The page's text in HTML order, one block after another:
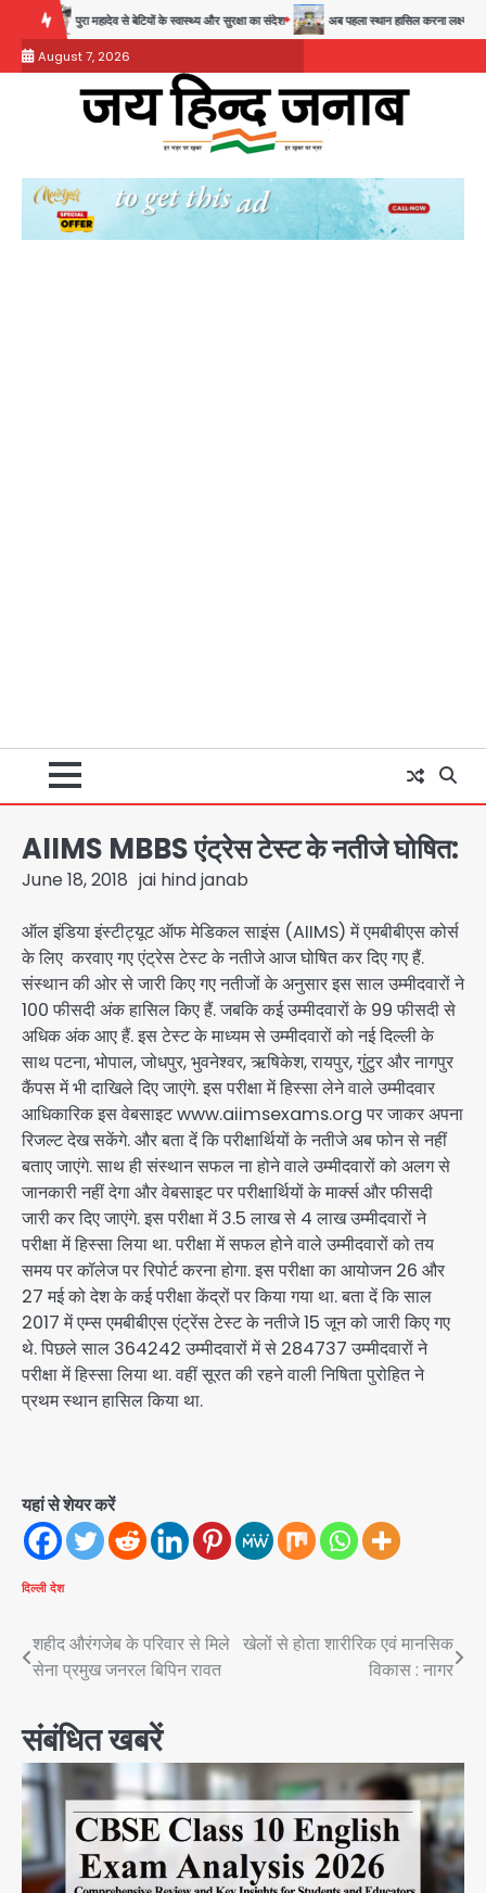
content
पुरा महादेव से बेटियों के स्वास्थ्य और सुरक्षा का संदेश अब पहला स्थान हासिल करना लक्ष्य: डीएम
August 7, 2026
AIIMS MBBS एंट्रेस टेस्ट के नतीजे घोषित:
June 18, 2018 jai hind janab
ऑल इंडिया इंस्टीट्यूट ऑफ मेडिकल साइंस (AIIMS) में एमबीबीएस कोर्स
के लिए करवाए गए एंट्रेस टेस्ट के नतीजे आज घोषित कर दिए गए हैं.
संस्थान की ओर से जारी किए गए नतीजों के अनुसार इस साल उम्मीदवारों ने
100 फीसदी अंक हासिल किए हैं. जबकि कई उम्मीदवारों के 99 फीसदी से
अधिक अंक आए हैं. इस टेस्ट के माध्यम से उम्मीदवारों को नई दिल्ली के
साथ पटना, भोपाल, जोधपुर, भुवनेश्वर, ऋषिकेश, रायपुर, गुंटुर और नागपुर
कैंपस में भी दाखिले दिए जाएंगे. इस परीक्षा में हिस्सा लेने वाले उम्मीदवार
आधिकारिक इस वेबसाइट www.aiimsexams.org पर जाकर अपना
रिजल्ट देख सकेंगे. और बता दें कि परीक्षार्थियों के नतीजे अब फोन से नहीं
बताए जाएंगे. साथ ही संस्थान सफल ना होने वाले उम्मीदवारों को अलग से
जानकारी नहीं देगा और वेबसाइट पर परीक्षार्थियों के मार्क्स और फीसदी
जारी कर दिए जाएंगे. इस परीक्षा में 3.5 लाख से 4 लाख उम्मीदवारों ने
परीक्षा में हिस्सा लिया था. परीक्षा में सफल होने वाले उम्मीदवारों को तय
समय पर कॉलेज पर रिपोर्ट करना होगा. इस परीक्षा का आयोजन 26 और
27 मई को देश के कई परीक्षा केंद्रों पर किया गया था. बता दें कि साल
2017 में एम्स एमबीबीएस एंट्रेंस टेस्ट के नतीजे 15 जून को जारी किए गए
थे. पिछले साल 364242 उम्मीदवारों में से 284737 उम्मीदवारों ने
परीक्षा में हिस्सा लिया था. वहीं सूरत की रहने वाली निषिता पुरोहित ने
प्रथम स्थान हासिल किया था.
यहां से शेयर करें
दिल्ली देश
Post
navigation
शहीद औरंगजेब के परिवार से मिले
सेना प्रमुख जनरल बिपिन रावत
खेलों से होता शारीरिक एवं मानसिक
विकास : नागर
संबंधित खबरें